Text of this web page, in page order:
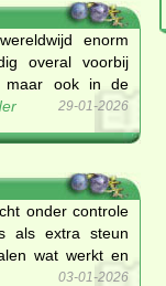
enorm
overal voorbij
maar ook in de
29-01-2026
onder controle
als extra steun
wat werkt en
03-01-2026